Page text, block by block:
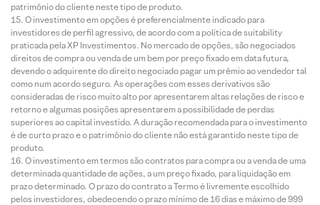
patrimônio do cliente neste tipo de produto.
O investimento em opções é preferencialmente indicado para
investidores de perfil agressivo, de acordo com a política de suitability
praticada pela XP Investimentos. No mercado de opções, são negociados
direitos de compra ou venda de um bem por preço fixado em data futura,
devendo o adquirente do direito negociado pagar um prêmio ao vendedor tal
como num acordo seguro. As operações com esses derivativos são
consideradas de risco muito alto por apresentarem altas relações de risco e
retorno e algumas posições apresentarem a possibilidade de perdas
superiores ao capital investido. A duração recomendada para o investimento
é de curto prazo e o patrimônio do cliente não está garantido neste tipo de
produto.
O investimento em termos são contratos para compra ou a venda de uma
determinada quantidade de ações, a um preço fixado, para liquidação em
prazo determinado. O prazo do contrato a Termo é livremente escolhido
pelos investidores, obedecendo o prazo mínimo de 16 dias e máximo de 999